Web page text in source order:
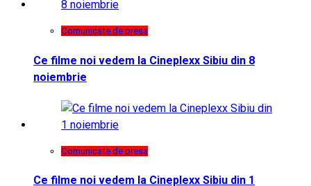
Comunicate de presa
Ce filme noi vedem la Cineplexx Sibiu din 8
noiembrie
Comunicate de presa
Ce filme noi vedem la Cineplexx Sibiu din 1